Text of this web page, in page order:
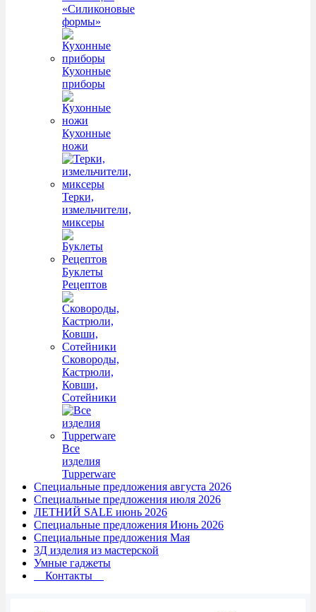
«Силиконовые
формы»
Кухонные
приборы
Кухонные
ножи
Терки,
измельчители,
миксеры
Буклеты
Рецептов
Сковороды,
Кастрюли,
Ковши,
Сотейники
Все
изделия
Tupperware
Специальные предложения августа 2026
Специальные предложения июля 2026
ЛЕТНИЙ SALE июнь 2026
Специальные предложения Июнь 2026
Специальные предложения Мая
3Д изделия из мастерской
Умные гаджеты
Контакты